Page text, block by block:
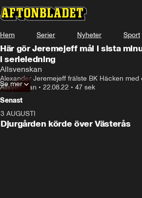
Hem Serier Nyheter Sport
Här gör Jeremejeff mål i sista
i serieledning
Allsvenskan
Alexander Jeremejeff frälste BK Häcken med
Allsvenskan • 22.08.22 • 47 sek
Se mer
Senast
3 AUGUSTI
Djurgården körde över Västerås